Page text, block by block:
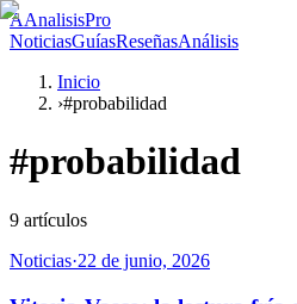
AAnalisisPro
NoticiasGuíasReseñasAnálisis
Inicio
›#probabilidad
#probabilidad
9 artículos
Noticias·22 de junio, 2026